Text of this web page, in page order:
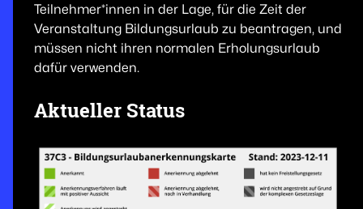
Teilnehmer*innen in der Lage, für die Zeit der
Veranstaltung Bildungsurlaub zu beantragen, und
müssen nicht ihren normalen Erholungsurlaub
dafür verwenden.
Aktueller Status